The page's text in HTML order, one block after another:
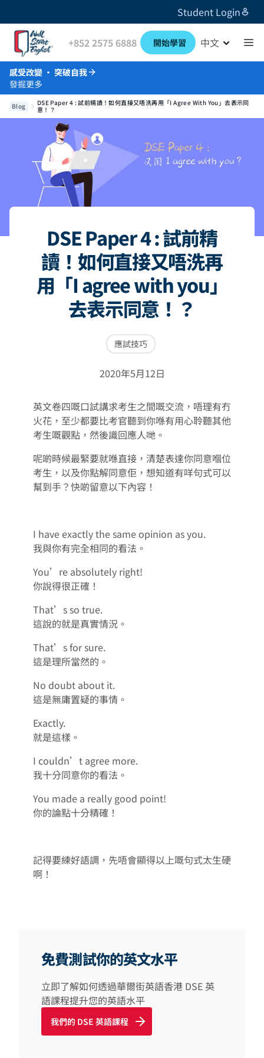
Student Login
+852 2575 6888 開始學習 中文
感受改變 · 突破自我
發掘更多
Blog
DSE Paper 4 : 試前精讀！如何直接又唔洗再用「I Agree With You」去表示同
意！？
DSE Paper 4 : 試前精
讀！如何直接又唔洗再
用「I agree with you」
去表示同意！？
應試技巧
2020年5月12日
英文卷四嘅口試講求考生之間嘅交流，唔理有冇
火花，至少都要比考官聽到你喺有用心聆聽其他
考生嘅觀點，然後識回應人哋。
呢啲時候最緊要就喺直接，清楚表達你同意嗰位
考生，以及你點解同意佢，想知道有咩句式可以
幫到手？快啲留意以下內容！
I have exactly the same opinion as you.
我與你有完全相同的看法。
You’re absolutely right!
你說得很正確！
That’s so true.
這說的就是真實情況。
That’s for sure.
這是理所當然的。
No doubt about it.
這是無庸置疑的事情。
Exactly.
就是這樣。
I couldn’t agree more.
我十分同意你的看法。
You made a really good point!
你的論點十分精確！
記得要練好語調，先唔會顯得以上嘅句式太生硬
啊！
免費測試你的英文水平
立即了解如何透過華爾街英語香港 DSE 英
語課程提升您的英語水平
我們的 DSE 英語課程